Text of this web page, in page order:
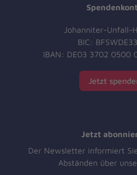
Johanniter-Unfall-
BIC:
IBAN: DE03 3702 0500
Jetzt
Jetzt
Der Newsletter informiert
Abständen über